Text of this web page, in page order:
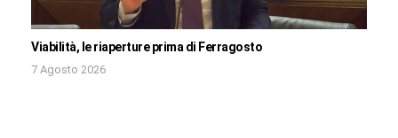
Viabilità, le riaperture prima di Ferragosto
7 Agosto 2026